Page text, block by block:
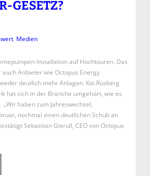
GESETZ?
, Medien
Installation auf Hochtouren. Das
auch Anbieter wie Octopus Energy
deutlich mehr Anlagen. Kai Rüsberg
hat sich in der Branche umgehört, wie es
haben zum Jahreswechsel,
nochmal einen deutlichen Schub an
Sebastian Gierull, CEO von Octopus